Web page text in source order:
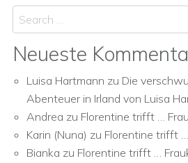
Search
Neueste
Luisa Hartmann zu Die
Abenteuer in Irland von Luisa
Andrea zu Florentine trifft …
Karin (Nuna) zu Florentine trifft
Bianka zu Florentine trifft …